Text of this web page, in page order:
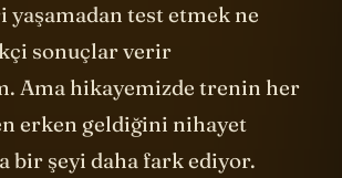
test etmek ne
sonuçlar verir
Ama hikayemizde trenin her
erken geldiğini nihayet